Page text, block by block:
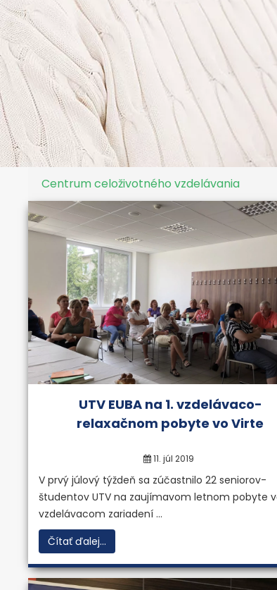
veku
„Nikdy nie je neskoro
Centrum celoživotného vzdelávania
UTV EUBA na 1. vzdelávaco-
relaxačnom pobyte vo Virte
11. júl 2019
V prvý júlový týždeň sa zúčastnilo 22 seniorov-
študentov UTV na zaujímavom letnom pobyte
vzdelávacom zariadení ...
Čítať ďalej...